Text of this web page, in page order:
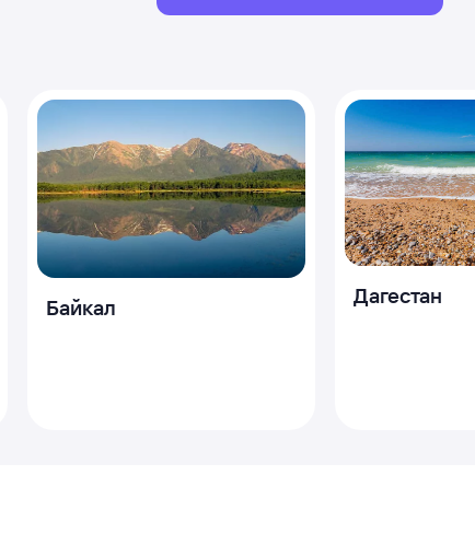
Байкал Дагестан